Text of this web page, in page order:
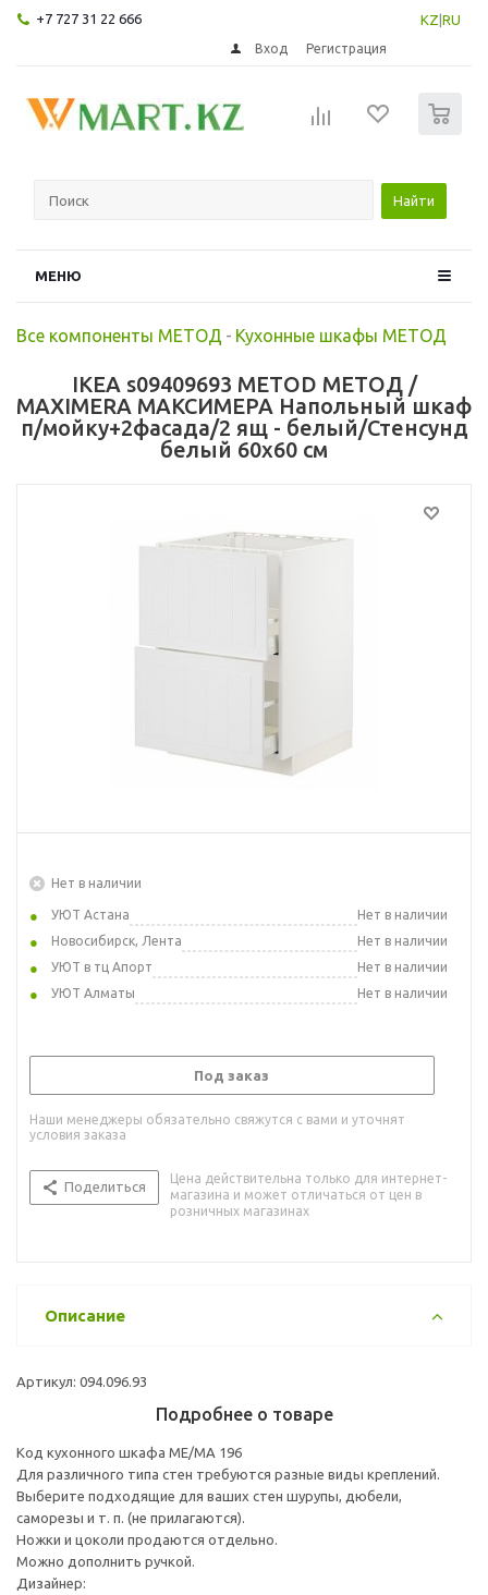
+7 727 31 22 666 KZ RU
Вход Регистрация
Найти
МЕНЮ
Все компоненты МЕТОД - Кухонные шкафы МЕТОД
IKEA s09409693 METOD МЕТОД /
MAXIMERA МАКСИМЕРА Напольный шкаф
п/мойку+2фасада/2 ящ - белый/Стенсунд
белый 60x60 см
Нет в наличии
УЮТ Астана
Нет в наличии
Новосибирск, Лента
Нет в наличии
УЮТ в тц Апорт
Нет в наличии
УЮТ Алматы
Нет в наличии
Под заказ
Наши менеджеры обязательно свяжутся с вами и уточнят
условия заказа
Поделиться
Цена действительна только для интернет-
магазина и может отличаться от цен в
розничных магазинах
Описание
Артикул: 094.096.93
Подробнее о товаре
Код кухонного шкафа ME/MA 196
Для различного типа стен требуются разные виды креплений.
Выберите подходящие для ваших стен шурупы, дюбели,
саморезы и т. п. (не прилагаются).
Ножки и цоколи продаются отдельно.
Можно дополнить ручкой.
Дизайнер: